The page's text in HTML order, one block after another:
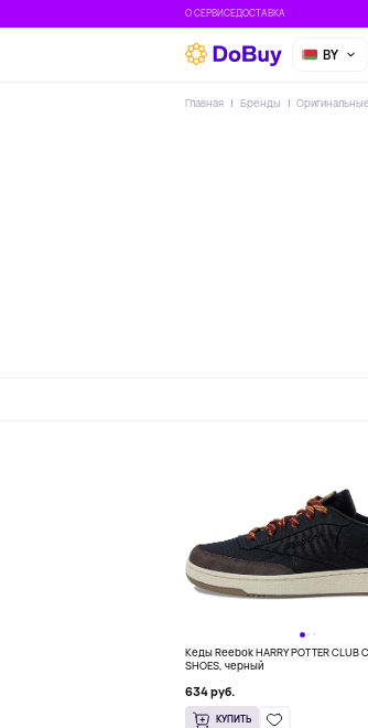
О СЕРВИСЕДОСТАВКА
BY
Главная Бренды
Кеды Reebok HARRY POTTER CLUB
SHOES, черный
634 руб.
КУПИТЬ